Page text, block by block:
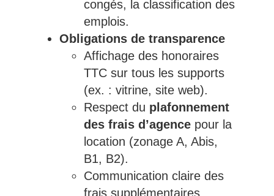
congés, la classification des
emplois.
Obligations de transparence
Affichage des honoraires
TTC sur tous les supports
(ex. : vitrine, site web).
Respect du plafonnement
des frais d’agencepour la
location (zonage A, Abis,
B1, B2).
Communication claire des
frais supplémentaires